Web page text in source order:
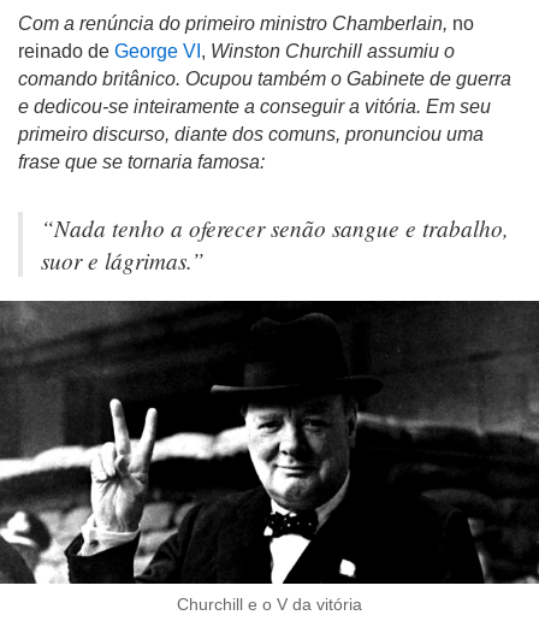
Com a renúncia do primeiro ministro Chamberlain, no
reinado de George VI , Winston Churchill assumiu o
comando britânico. Ocupou também o Gabinete de guerra
e dedicou-se inteiramente a conseguir a vitória. Em seu
primeiro discurso, diante dos comuns, pronunciou uma
frase que se tornaria famosa:
“Nada tenho a oferecer senão sangue e trabalho,
suor e lágrimas.”
Churchill e o V da vitória